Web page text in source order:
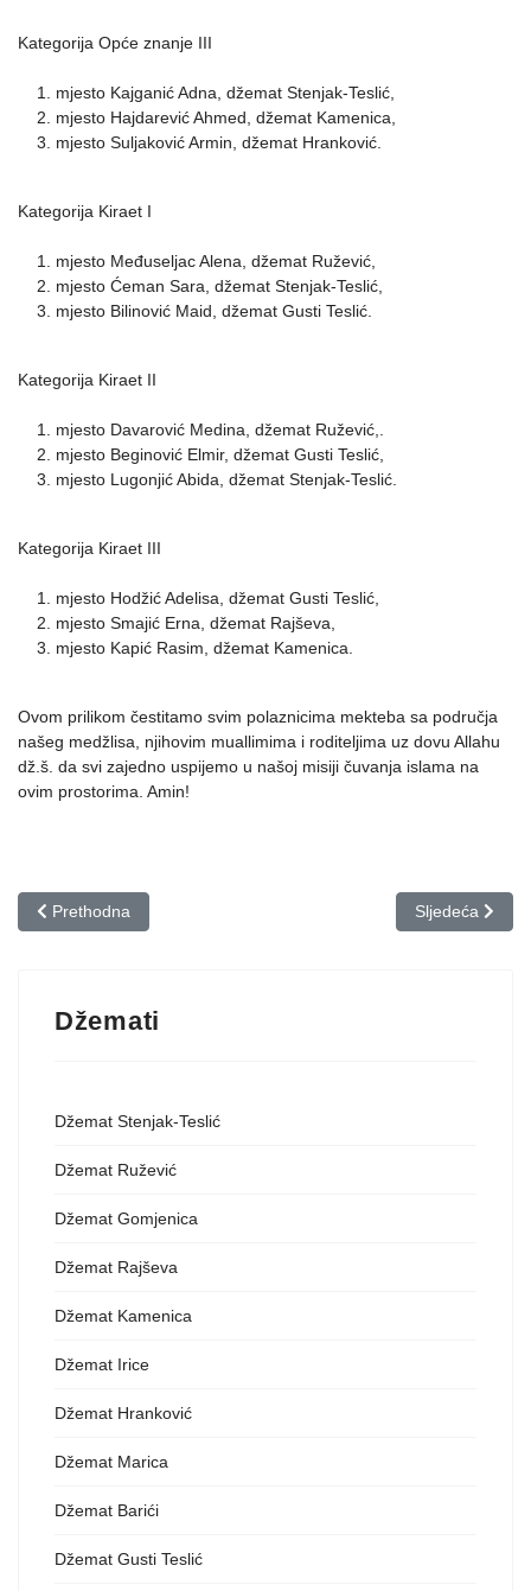
Kategorija Opće znanje III
mjesto Kajganić Adna, džemat Stenjak-Teslić,
mjesto Hajdarević Ahmed, džemat Kamenica,
mjesto Suljaković Armin, džemat Hranković.
Kategorija Kiraet I
mjesto Međuseljac Alena, džemat Ružević,
mjesto Ćeman Sara, džemat Stenjak-Teslić,
mjesto Bilinović Maid, džemat Gusti Teslić.
Kategorija Kiraet II
mjesto Davarović Medina, džemat Ružević,.
mjesto Beginović Elmir, džemat Gusti Teslić,
mjesto Lugonjić Abida, džemat Stenjak-Teslić.
Kategorija Kiraet III
mjesto Hodžić Adelisa, džemat Gusti Teslić,
mjesto Smajić Erna, džemat Rajševa,
mjesto Kapić Rasim, džemat Kamenica.
Ovom prilikom čestitamo svim polaznicima mekteba sa područja
našeg medžlisa, njihovim muallimima i roditeljima uz dovu Allahu
dž.š. da svi zajedno uspijemo u našoj misiji čuvanja islama na
ovim prostorima. Amin!
Prethodni članak: Obilježavanje 20 godina od obnove i otvaranje
Prethodna Sljedeći
Sljedeća
Džemati
Džemat Stenjak-Teslić
Džemat Ružević
Džemat Gomjenica
Džemat Rajševa
Džemat Kamenica
Džemat Irice
Džemat Hranković
Džemat Marica
Džemat Barići
Džemat Gusti Teslić